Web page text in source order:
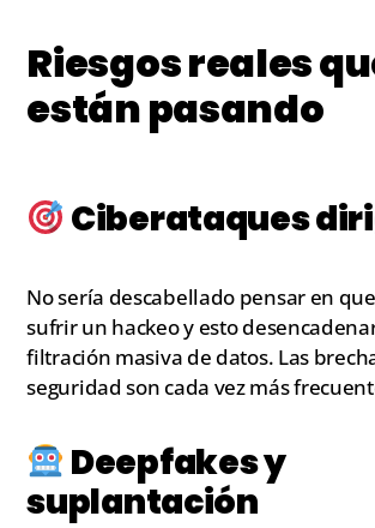
Riesgos reales
están pasando
Ciberataques
No sería descabellado pensar en
sufrir un hackeo y esto
filtración masiva de datos. Las
seguridad son cada vez más
Deepfakes y
suplantación